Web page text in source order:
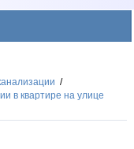
/
в квартире на улице